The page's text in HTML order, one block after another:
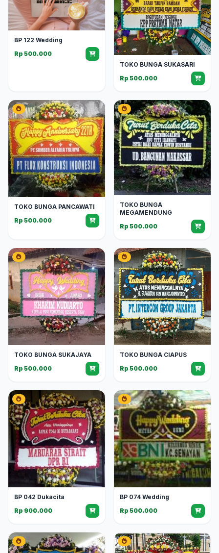
BP 122 Wedding
Rp 500.000
TOKO BUNGA SUKASARI
Rp 500.000
TOKO BUNGA PANCAWATI
Rp 500.000
TOKO BUNGA
MEGAMENDUNG
Rp 500.000
TOKO BUNGA SUKAJAYA
Rp 500.000
TOKO BUNGA CIAPUS
Rp 500.000
BP 042 Dukacita
Rp 900.000
BP 074 Wedding
Rp 500.000